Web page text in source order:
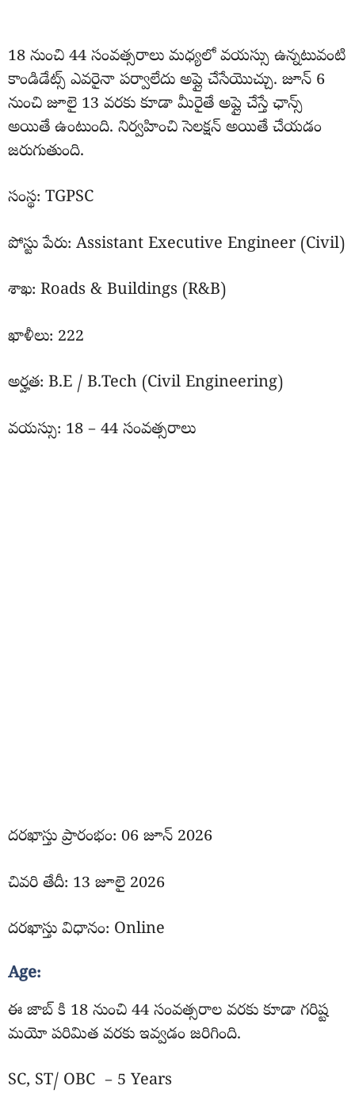
18 నుంచి 44 సంవత్సరాలు మధ్యలో వయస్సు ఉన్నటువంటి
కాండిడేట్స్ ఎవరైనా పర్వాలేదు అప్లై చేసేయొచ్చు. జూన్ 6
నుంచి జూలై 13 వరకు కూడా మీరైతే అప్లై చేస్తే ఛాన్స్
అయితే ఉంటుంది. నిర్వహించి సెలక్షన్ అయితే చేయడం
జరుగుతుంది.
సంస్థ: TGPSC
పోస్టు పేరు: Assistant Executive Engineer (Civil)
శాఖ: Roads & Buildings (R&B)
ఖాళీలు: 222
అర్హత: B.E / B.Tech (Civil Engineering)
వయస్సు: 18 – 44 సంవత్సరాలు
దరఖాస్తు ప్రారంభం: 06 జూన్ 2026
చివరి తేదీ: 13 జూలై 2026
దరఖాస్తు విధానం: Online
Age:
ఈ జాబ్ కి 18 నుంచి 44 సంవత్సరాల వరకు కూడా గరిష్ట
మయో పరిమిత వరకు ఇవ్వడం జరిగింది.
SC, ST/ OBC – 5 Years